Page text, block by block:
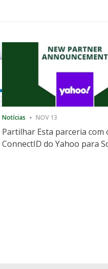
Notícias NOV 13
Partilhar Esta parceria com
ConnectID do Yahoo para